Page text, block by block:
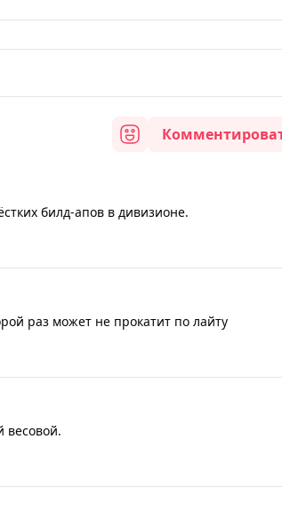
билд-апов в дивизионе.
раз может не прокатит по лайту
весовой.